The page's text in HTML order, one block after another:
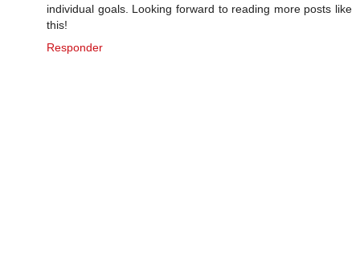
individual goals. Looking forward to reading more posts like
this!
Responder